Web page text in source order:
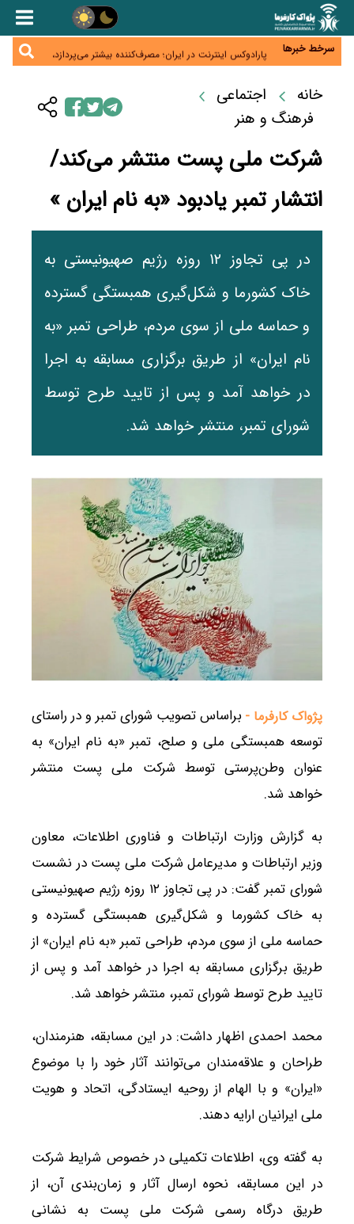
سرخط خبرها
زائران اربعین نگران ارز باقی‌مانده نباشند؛ خرید دینار در
جنگ کریدورها وارد فاز جدید شد؛ سرمایه‌گذاری ۳۴۵
پارادوکس اینترنت در ایران؛ مصرف‌کننده بیشتر می‌پردازد،
شبکه کمتر توسعه می‌یابد
جدید سیاست‌های مالیاتی در حمایت از تولید
معمای تأمین ۸۰ همت معوقات بازنشستگان؛ بانک رفاه
وارد میدان شد
خانه
اجتماعی
فرهنگ و هنر
شرکت ملی پست منتشر می‌کند/
انتشار تمبر یادبود «به نام ایران »
در پی تجاوز ۱۲ روزه رژیم صهیونیستی به
خاک کشورما و شکل‌گیری همبستگی گسترده
و حماسه ملی از سوی مردم، طراحی تمبر «به
نام ایران» از طریق برگزاری مسابقه به اجرا
در خواهد آمد و پس از تایید طرح توسط
شورای تمبر، منتشر خواهد شد.
پژواک کارفرما - براساس تصویب شورای تمبر و در راستای
توسعه همبستگی ملی و صلح، تمبر «به نام ایران» به
عنوان وطن‌پرستی توسط شرکت ملی پست منتشر
خواهد شد.
به گزارش وزارت ارتباطات و فناوری اطلاعات، معاون
وزیر ارتباطات و مدیرعامل شرکت ملی پست در نشست
شورای تمبر گفت: در پی تجاوز ۱۲ روزه رژیم صهیونیستی
به خاک کشورما و شکل‌گیری همبستگی گسترده و
حماسه ملی از سوی مردم، طراحی تمبر «به نام ایران» از
طریق برگزاری مسابقه به اجرا در خواهد آمد و پس از
تایید طرح توسط شورای تمبر، منتشر خواهد شد.
محمد احمدی اظهار داشت: در این مسابقه، هنرمندان،
طراحان و علاقه‌مندان می‌توانند آثار خود را با موضوع
«ایران» و با الهام از روحیه ایستادگی، اتحاد و هویت
ملی ایرانیان ارایه دهند.
به گفته وی، اطلاعات تکمیلی در خصوص شرایط شرکت
در این مسابقه، نحوه ارسال آثار و زمان‌بندی آن، از
طریق درگاه رسمی شرکت ملی پست به نشانی